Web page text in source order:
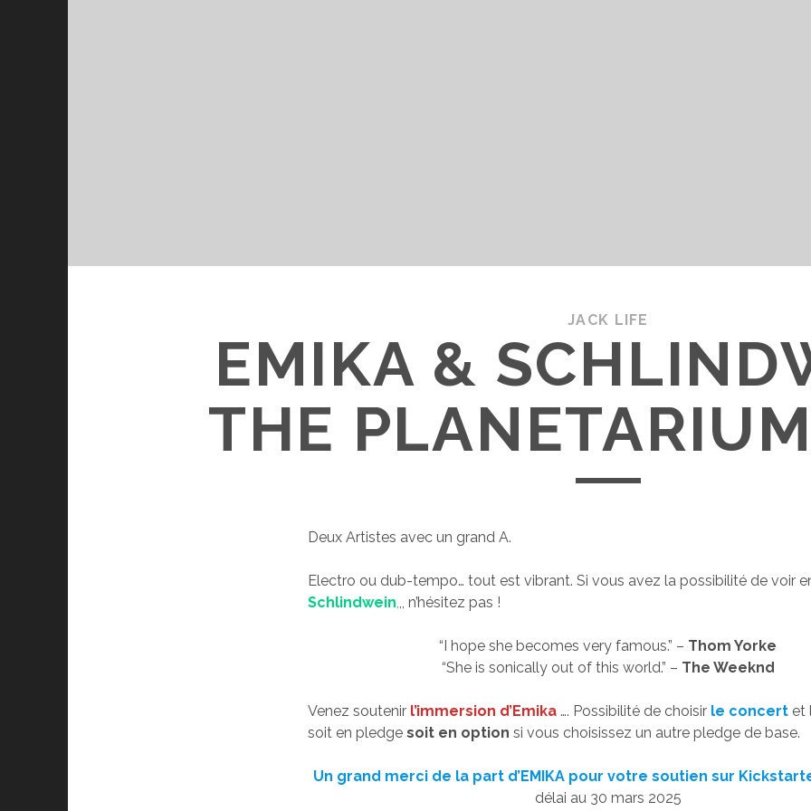
JACK LIFE
EMIKA &
THE
Deux Artistes avec un grand A.
Electro ou dub-tempo… tout est vibrant. Si vous avez la possibilité de voir
Schlindwein,,, n’hésitez pas !
“I hope she becomes very famous.” – Thom Yorke
“She is sonically out of this world.” – The Weeknd
Venez soutenir l’immersion d’Emika…. Possibilité de choisir le concert et
soit en pledgesoit en option si vous choisissez un autre pledge de base.
Un grand merci de la part d’EMIKA pour votre soutien sur
délai au 30 mars 2025